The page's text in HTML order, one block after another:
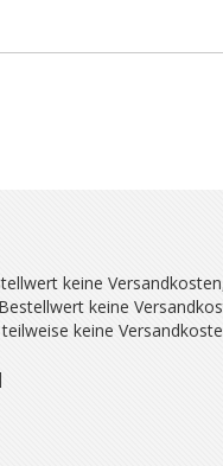
keine
keine
keine